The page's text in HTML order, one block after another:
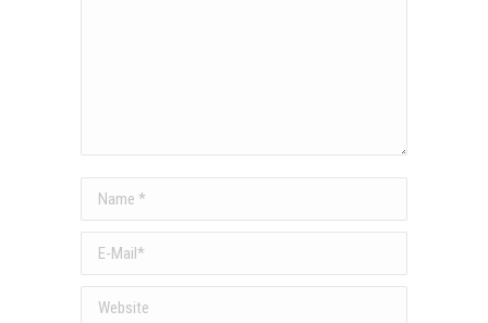
Name *
E-Mail *
Website